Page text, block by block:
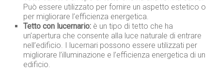
Può essere utilizzato per fornire un aspetto estetico o
per migliorare l’efficienza energetica.
Tetto con lucernario: è un tipo di tetto che ha
un’apertura che consente alla luce naturale di entrare
nell’edificio. I lucernari possono essere utilizzati per
migliorare l’illuminazione e l’efficienza energetica di un
edificio.